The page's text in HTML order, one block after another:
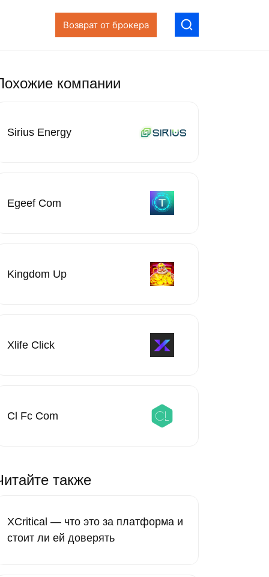
Возврат от брокера
компании
Sirius Energy
Egeef Com
Kingdom Up
Xlife Click
Cl Fc Com
также
XCritical — что это за платформа и
стоит ли ей доверять